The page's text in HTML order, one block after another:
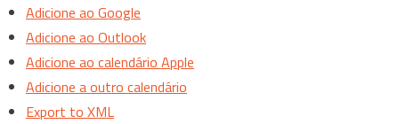
Adicione ao Google
Adicione ao Outlook
Adicione ao calendário Apple
Adicione a outro calendário
Export to XML